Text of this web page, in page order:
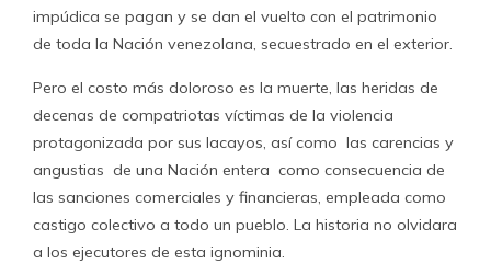
impúdica se pagan y se dan el vuelto con el patrimonio
de toda la Nación venezolana, secuestrado en el exterior.
Pero el costo más doloroso es la muerte, las heridas de
decenas de compatriotas víctimas de la violencia
protagonizada por sus lacayos, así como las carencias y
angustias de una Nación entera como consecuencia de
las sanciones comerciales y financieras, empleada como
castigo colectivo a todo un pueblo. La historia no olvidara
a los ejecutores de esta ignominia.